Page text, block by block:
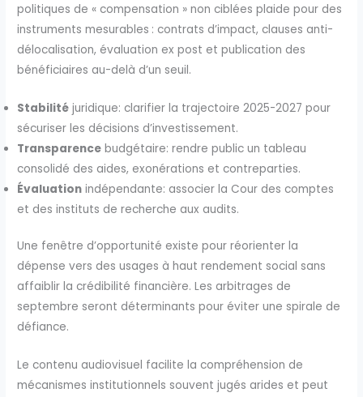
politiques de « compensation » non ciblées plaide pour des
instruments mesurables : contrats d’impact, clauses anti-
délocalisation, évaluation ex post et publication des
bénéficiaires au-delà d’un seuil.
Stabilité juridique: clarifier la trajectoire 2025-2027 pour
sécuriser les décisions d’investissement.
Transparence budgétaire: rendre public un tableau
consolidé des aides, exonérations et contreparties.
Évaluation indépendante: associer la Cour des comptes
et des instituts de recherche aux audits.
Une fenêtre d’opportunité existe pour réorienter la
dépense vers des usages à haut rendement social sans
affaiblir la crédibilité financière. Les arbitrages de
septembre seront déterminants pour éviter une spirale de
défiance.
Le contenu audiovisuel facilite la compréhension de
mécanismes institutionnels souvent jugés arides et peut